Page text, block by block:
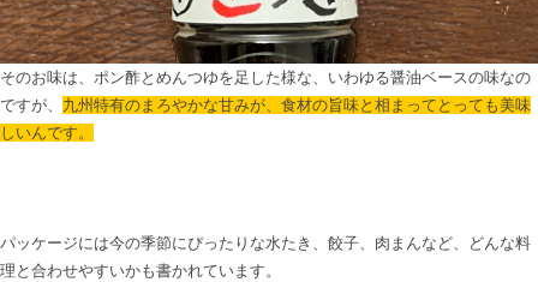
そのお味は、ポン酢とめんつゆを足した様な、いわゆる醤油ベースの味なの
ですが、 九州特有のまろやかな甘みが、食材の旨味と相まってとっても美味
しいんです。
パッケージには今の季節にぴったりな水たき、餃子、肉まんなど、どんな料
理と合わせやすいかも書かれています。